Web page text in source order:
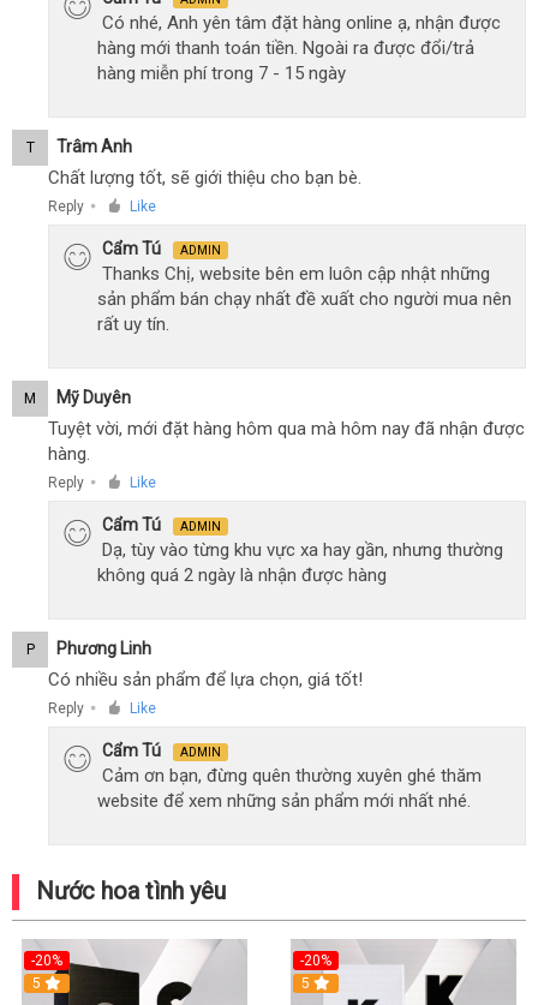
Có nhé, Anh yên tâm đặt hàng online ạ, nhận được
hàng mới thanh toán tiền. Ngoài ra được đổi/trả
hàng miễn phí trong 7 - 15 ngày
T Trâm Anh
Chất lượng tốt, sẽ giới thiệu cho bạn bè.
Reply ● Like
Cẩm Tú ADMIN
Thanks Chị, website bên em luôn cập nhật những
sản phẩm bán chạy nhất đề xuất cho người mua nên
rất uy tín.
M Mỹ Duyên
Tuyệt vời, mới đặt hàng hôm qua mà hôm nay đã nhận được
hàng.
Reply ● Like
Cẩm Tú ADMIN
Dạ, tùy vào từng khu vực xa hay gần, nhưng thường
không quá 2 ngày là nhận được hàng
P Phương Linh
Có nhiều sản phẩm để lựa chọn, giá tốt!
Reply ● Like
Cẩm Tú ADMIN
Cảm ơn bạn, đừng quên thường xuyên ghé thăm
website để xem những sản phẩm mới nhất nhé.
Nước hoa tình yêu
-20%
5
-20%
5